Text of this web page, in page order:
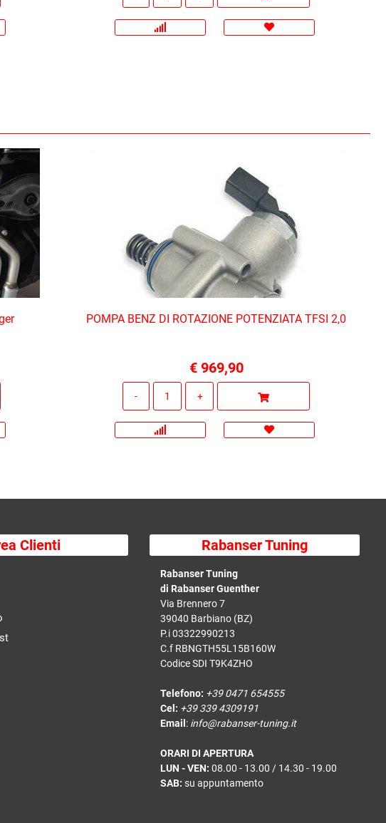
POMPA BENZ DI ROTAZIONE POTENZIATA TFSI 2,0
€ 969,90
Clienti Rabanser Tuning
Rabanser Tuning
di Rabanser Guenther
Via Brennero 7
39040 Barbiano (BZ)
P.i 03322990213
C.f RBNGTH55L15B160W
Codice SDI T9K4ZHO
Telefono: +39 0471 654555
Cel: +39 339 4309191
Email : info@rabanser-tuning.it
ORARI DI APERTURA
LUN - VEN: 08.00 - 13.00 / 14.30 - 19.00
SAB: su appuntamento